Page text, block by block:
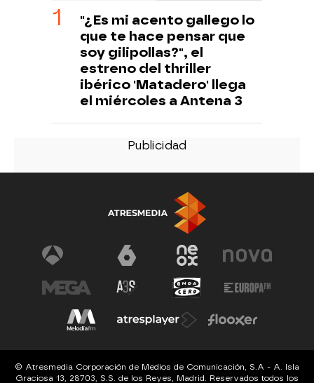
"¿Es mi acento gallego lo
que te hace pensar que
soy gilipollas?", el
estreno del thriller
ibérico 'Matadero' llega
el miércoles a Antena 3
© Atresmedia Corporación de Medios de Comunicación, S.A - A. Isla
Graciosa 13, 28703, S.S. de los Reyes, Madrid. Reservados todos los